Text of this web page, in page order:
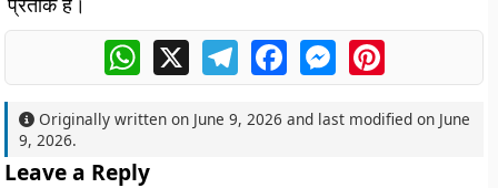
WhatsApp
X TelegramFacebookMessengerPinterest
Originally written on June 9, 2026 and last modified on June
9, 2026.
Leave a Reply